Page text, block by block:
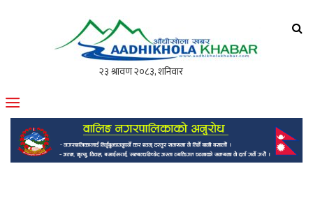
मोफसलकै लोकप्रिय अनलाइन पत्रिका